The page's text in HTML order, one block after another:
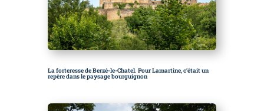
La forteresse de Berzé-le-Chatel. Pour Lamartine, c’était un
repère dans le paysage bourguignon